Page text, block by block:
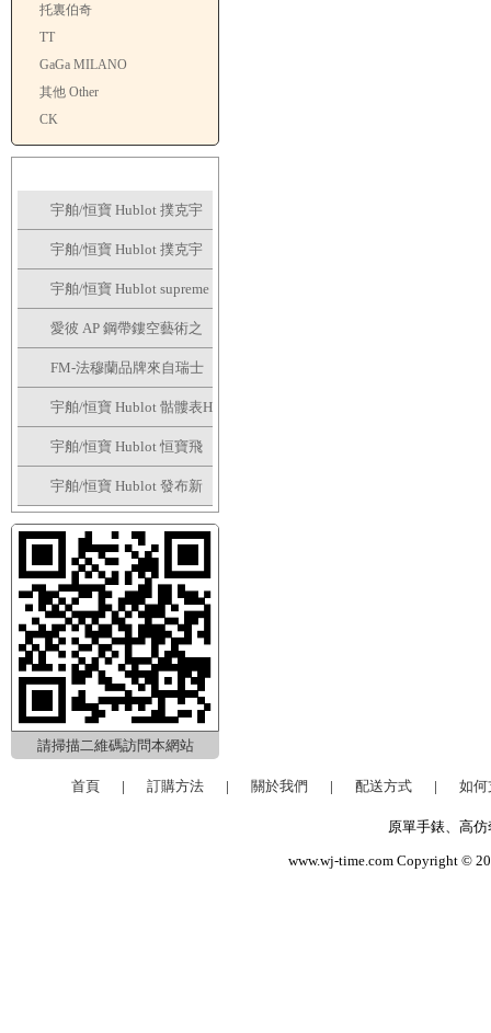
托裏伯奇
TT
GaGa MILANO
其他 Other
CK
宇舶/恒寶 Hublot 撲克宇
舶表全新個性撲克系列腕
表捉緊浮華的趣味
宇舶/恒寶 Hublot 撲克宇
舶表全新個性撲克系列腕
表捉緊浮華的趣味
宇舶/恒寶 Hublot supreme
讓這個夏天大膽露出妳的
手表
愛彼 AP 鋼帶鏤空藝術之
作，全新皇家橡樹系列雙
擺輪鏤空腕表
FM-法穆蘭品牌來自瑞士
日內瓦
宇舶/恒寶 Hublot 骷髏表H
ublot Skull Bang系列
宇舶/恒寶 Hublot 恒寶飛
輪腕表、經典融合最新陀
飛輪腕表
宇舶/恒寶 Hublot 發布新
版Big Bang法拉利腕表
請掃描二維碼訪問本網站
首頁 | 訂購方法 | 關於我們 | 配送方式 | 如何
原單手錶、 高仿
www.wj-time.com Copyright ©